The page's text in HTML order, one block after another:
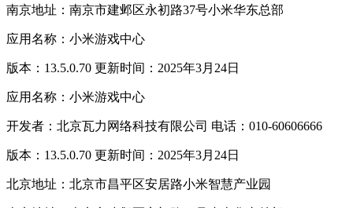
南京地址：南京市建邺区永初路37号小米华东总部
应用名称：小米游戏中心
版本：13.5.0.70 更新时间：2025年3月24日
应用名称：小米游戏中心
开发者：北京瓦力网络科技有限公司 电话：010-60606666
版本：13.5.0.70 更新时间：2025年3月24日
北京地址：北京市昌平区安居路小米智慧产业园